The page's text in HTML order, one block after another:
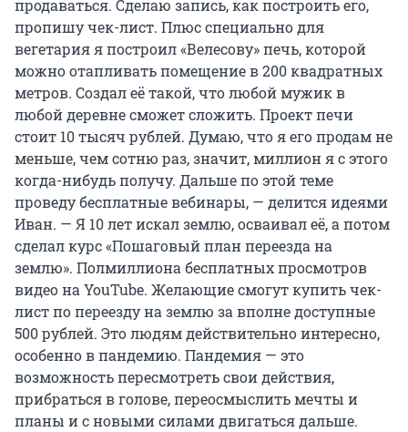
продаваться. Сделаю запись, как построить его,
пропишу чек-лист. Плюс специально для
вегетария я построил «Велесову» печь, которой
можно отапливать помещение в 200 квадратных
метров. Создал её такой, что любой мужик в
любой деревне сможет сложить. Проект печи
стоит 10 тысяч рублей. Думаю, что я его продам не
меньше, чем сотню раз, значит, миллион я с этого
когда-нибудь получу. Дальше по этой теме
проведу бесплатные вебинары, — делится идеями
Иван. — Я 10 лет искал землю, осваивал её, а потом
сделал курс «Пошаговый план переезда на
землю». Полмиллиона бесплатных просмотров
видео на YouTube. Желающие смогут купить чек-
лист по переезду на землю за вполне доступные
500 рублей. Это людям действительно интересно,
особенно в пандемию. Пандемия — это
возможность пересмотреть свои действия,
прибраться в голове, переосмыслить мечты и
планы и с новыми силами двигаться дальше.